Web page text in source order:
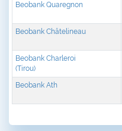
Beobank Quaregnon
Beobank Châtelineau
Beobank Charleroi
(Tirou)
Beobank Ath